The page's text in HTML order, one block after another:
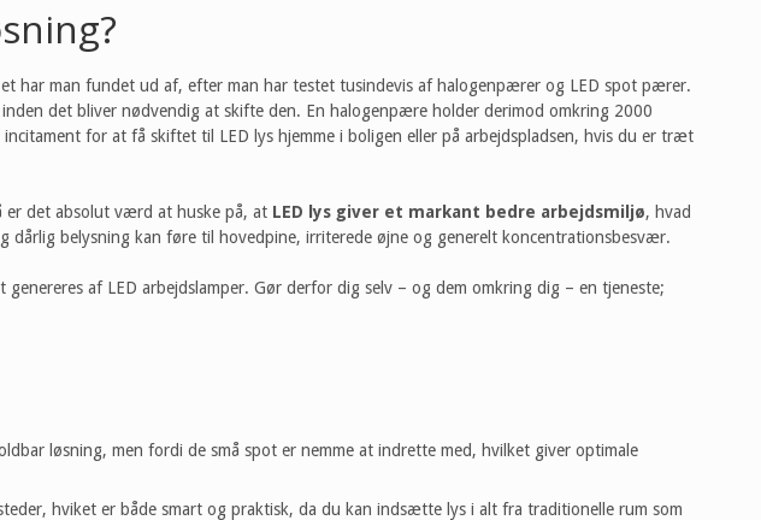
har man fundet ud af, efter man har testet tusindevis af halogenpærer og LED spot pærer.
det bliver nødvendig at skifte den. En halogenpære holder derimod omkring 2000
for at få skiftet til LED lys hjemme i boligen eller på arbejdspladsen, hvis du er træt
er det absolut værd at huske på, at LED lys giver et markant bedre arbejdsmiljø, hvad
belysning kan føre til hovedpine, irriterede øjne og generelt koncentrationsbesvær.
af LED arbejdslamper. Gør derfor dig selv – og dem omkring dig – en tjeneste;
løsning, men fordi de små spot er nemme at indrette med, hvilket giver optimale
hviket er både smart og praktisk, da du kan indsætte lys i alt fra traditionelle rum som